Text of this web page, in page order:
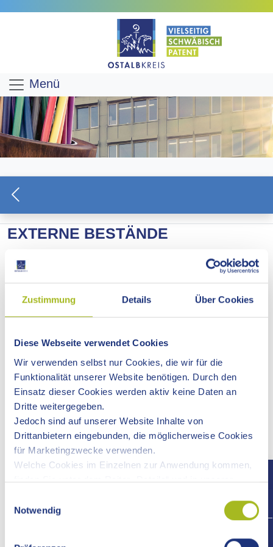
Zustimmung Details Über Cookies
Diese Webseite verwendet Cookies
Wir verwenden selbst nur Cookies, die wir für die
Funktionalität unserer Website benötigen. Durch den
Einsatz dieser Cookies werden aktiv keine Daten an
Dritte weitergegeben.
Jedoch sind auf unserer Website Inhalte von
Drittanbietern eingebunden, die möglicherweise Cookies
für Marketingzwecke verwenden.
Welche Cookies im Einzelnen zur Anwendung kommen,
finden Sie unter dem Reiter „Details“ und in unserer
Notwendig
Menü
EXTERNE BESTÄNDE
Wer sich für die Geschichte des Ostalbkreises interessiert,
wird im Kreisarchiv sowie in den Stadt- und
Fragestellung kann es nötig sein, auch die Unterlagen aus
überregionalen Archiven heranzuziehen. Als Einstieg in die
Recherche steht hier eine ausführliche Liste externer
Bestände im Landesarchiv Baden-Württemberg bereit.
Vor allem im Staatsarchiv Ludwigsburg befinden sich
umfangreiche Bestände der Württembergischen Oberämter
und Kreisregierungen vor 1938. Die wichtigsten Bestände
sind hier nachfolgend verlinkt.
Externe Links